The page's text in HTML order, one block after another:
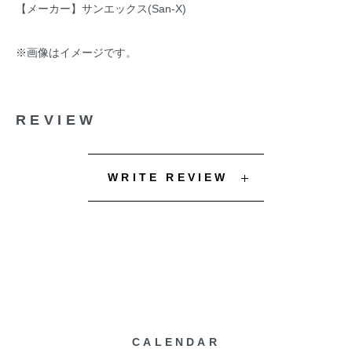
【メーカー】サンエックス(San-X)
※画像はイメージです。
REVIEW
WRITE REVIEW
CALENDAR